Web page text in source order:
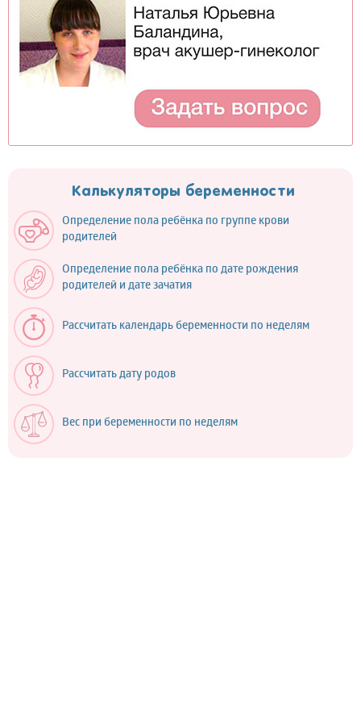
Калькуляторы беременности
Определение пола ребёнка по группе крови
родителей
Определение пола ребёнка по дате рождения
родителей и дате зачатия
Рассчитать календарь беременности по неделям
Рассчитать дату родов
Вес при беременности по неделям